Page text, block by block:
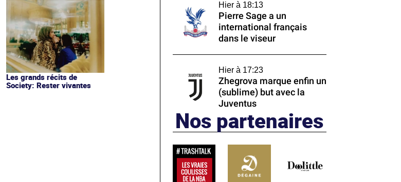
Les grands récits de
Society: Rester vivantes
Hier à 18:13
Pierre Sage a un
international français
dans le viseur
Hier à 17:23
Zhegrova marque enfin un
(sublime) but avec la
Juventus
Nos partenaires